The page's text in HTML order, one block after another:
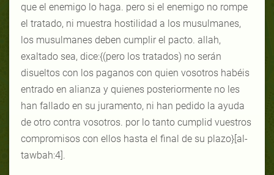
que el enemigo lo haga. pero si el enemigo no rompe
el tratado, ni muestra hostilidad a los musulmanes,
los musulmanes deben cumplir el pacto. allah,
exaltado sea, dice:{(pero los tratados) no serán
disueltos con los paganos con quien vosotros habéis
entrado en alianza y quienes posteriormente no les
han fallado en su juramento, ni han pedido la ayuda
de otro contra vosotros. por lo tanto cumplid vuestros
compromisos con ellos hasta el final de su plazo}[al-
tawbah:4].